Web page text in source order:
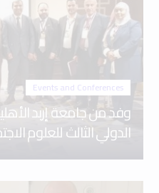
Events and Conferences
وفد من جامعة إربد
الدولي الثالث للعلوم